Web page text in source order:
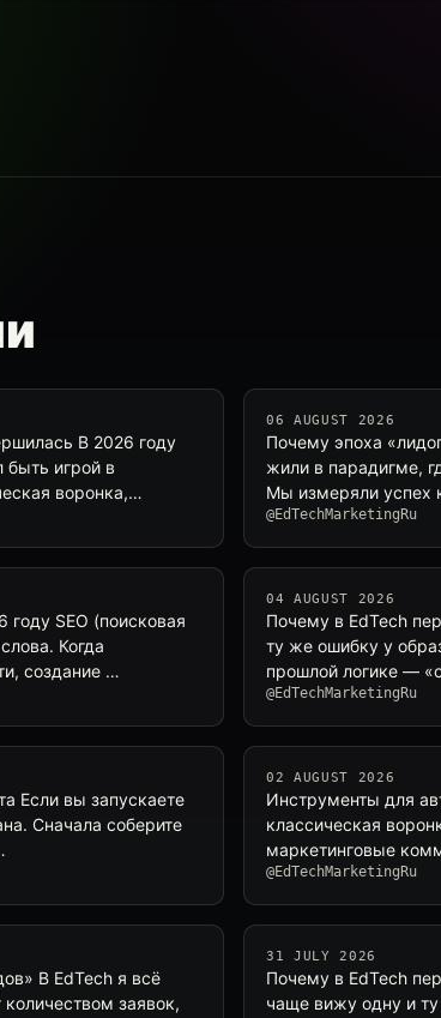
В 2026 году
быть игрой в
воронка,…
06 AUGUST 2026
Почему эпоха
жили в парадигме,
Мы измеряли успех
@EdTechMarketingRu
SEO (поисковая
Когда
создание …
04 AUGUST 2026
Почему в EdTech
ту же ошибку у
прошлой логике —
@EdTechMarketingRu
Если вы запускаете
Сначала соберите
02 AUGUST 2026
Инструменты для
классическая
маркетинговые
@EdTechMarketingRu
В EdTech я всё
заявок,
31 JULY 2026
Почему в EdTech
чаще вижу одну и